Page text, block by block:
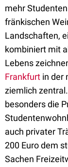
mehr
fränkischen
Landschaften,
kombiniert mit
Lebens
Frankfurt in der
ziemlich
besonders die
auch privater
200 Euro dem
Sachen